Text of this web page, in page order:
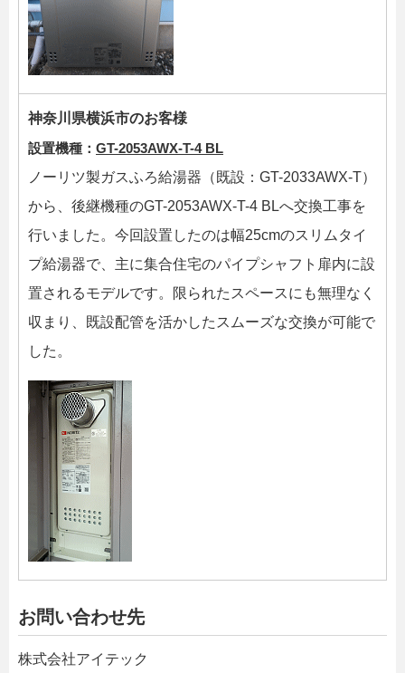
神奈川県横浜市のお客様
設置機種： GT-2053AWX-T-4 BL
ノーリツ製ガスふろ給湯器（既設：GT-2033AWX-T）
から、後継機種のGT-2053AWX-T-4 BLへ交換工事を
行いました。今回設置したのは幅25cmのスリムタイ
プ給湯器で、主に集合住宅のパイプシャフト扉内に設
置されるモデルです。限られたスペースにも無理なく
収まり、既設配管を活かしたスムーズな交換が可能で
した。
お問い合わせ先
株式会社アイテック